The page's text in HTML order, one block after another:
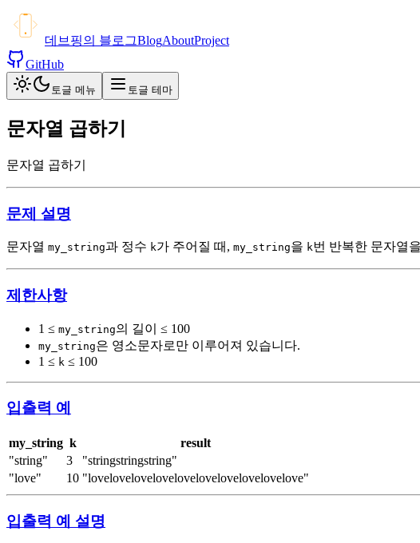
데브핑의 블로그BlogAboutProject
GitHub
토글 메뉴 토글 테마
문자열 곱하기
문자열 곱하기
문제 설명
문자열 my_string과 정수 k가 주어질 때, my_string을 k번 반복한 문자열
제한사항
1 ≤ my_string의 길이 ≤ 100
my_string은 영소문자로만 이루어져 있습니다.
1 ≤ k ≤ 100
입출력 예
my_string k
result
"string"
3
"stringstringstring"
"love"
10 "lovelovelovelovelovelovelovelovelovelove"
입출력 예 설명